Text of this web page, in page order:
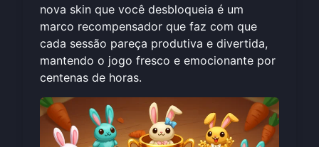
nova skin que você desbloqueia é um
marco recompensador que faz com que
cada sessão pareça produtiva e divertida,
mantendo o jogo fresco e emocionante por
centenas de horas.